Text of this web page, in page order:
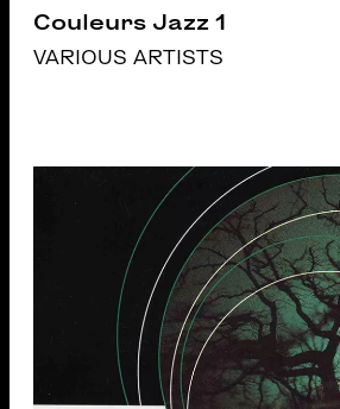
Couleurs Jazz 1
VARIOUS ARTISTS